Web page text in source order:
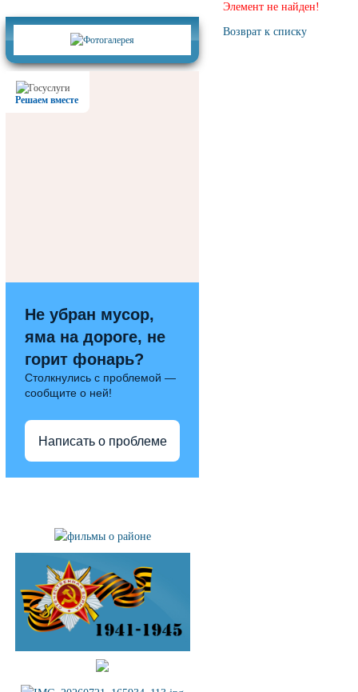
Решаем вместе
Не убран мусор,
яма на дороге, не
горит фонарь?
Столкнулись с проблемой —
сообщите о ней!
Написать о проблеме
Элемент не найден!
Возврат к списку